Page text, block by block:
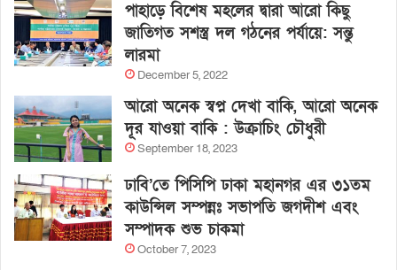
পাহাড়ে বিশেষ মহলের দ্বারা আরো কিছু
জাতিগত সশস্ত্র দল গঠনের পর্যায়ে: সন্তু
লারমা
December 5, 2022
আরো অনেক স্বপ্ন দেখা বাকি, আরো অনেক
দূর যাওয়া বাকি : উক্রাচিং চৌধুরী
September 18, 2023
ঢাবি’তে পিসিপি ঢাকা মহানগর এর ৩১তম
কাউন্সিল সম্পন্নঃ সভাপতি জগদীশ এবং
সম্পাদক শুভ চাকমা
October 7, 2023